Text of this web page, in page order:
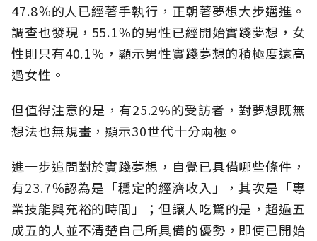
47.8％的人已經著手執行，正朝著夢想大步邁進。
調查也發現，55.1％的男性已經開始實踐夢想，女
性則只有40.1％，顯示男性實踐夢想的積極度遠高
過女性。
但值得注意的是，有25.2%的受訪者，對夢想既無
想法也無規畫，顯示30世代十分兩極。
進一步追問對於實踐夢想，自覺已具備哪些條件，
有23.7％認為是「穩定的經濟收入」，其次是「專
業技能與充裕的時間」；但讓人吃驚的是，超過五
成五的人並不清楚自己所具備的優勢，即使已開始